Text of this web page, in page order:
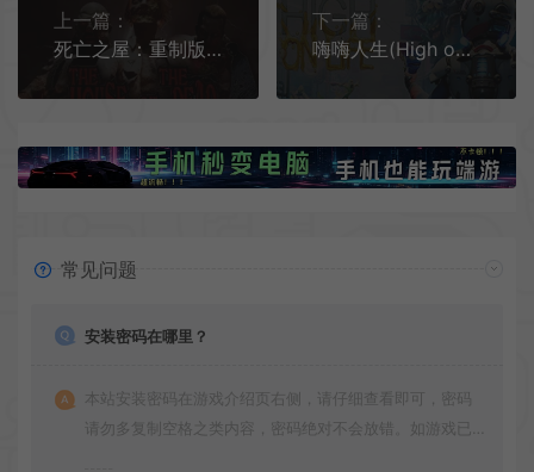
上一篇：
死亡之屋：重制版 / THE HOUSE OF THE DEAD Remake 轨道光枪丧尸射击游戏
下一篇：
嗨嗨人生(High on Life)汉化|PC|FPS|第一人称科幻射击游戏
常见问题
安装密码在哪里？
本站安装密码在游戏介绍页右侧，请仔细查看即可，密码
请勿多复制空格之类内容，密码绝对不会放错。如游戏已